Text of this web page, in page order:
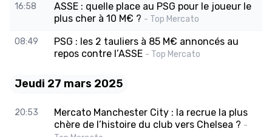
16:58
ASSE : quelle place au PSG pour le joueur le
plus cher à 10 M€ ? - Top Mercato
08:49
PSG : les 2 tauliers à 85 M€ annoncés au
repos contre l’ASSE - Top Mercato
Jeudi 27 mars 2025
20:53
Mercato Manchester City : la recrue la plus
chère de l’histoire du club vers Chelsea ? -